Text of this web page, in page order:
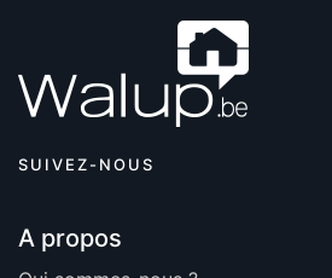
SUIVEZ-NOUS
A propos